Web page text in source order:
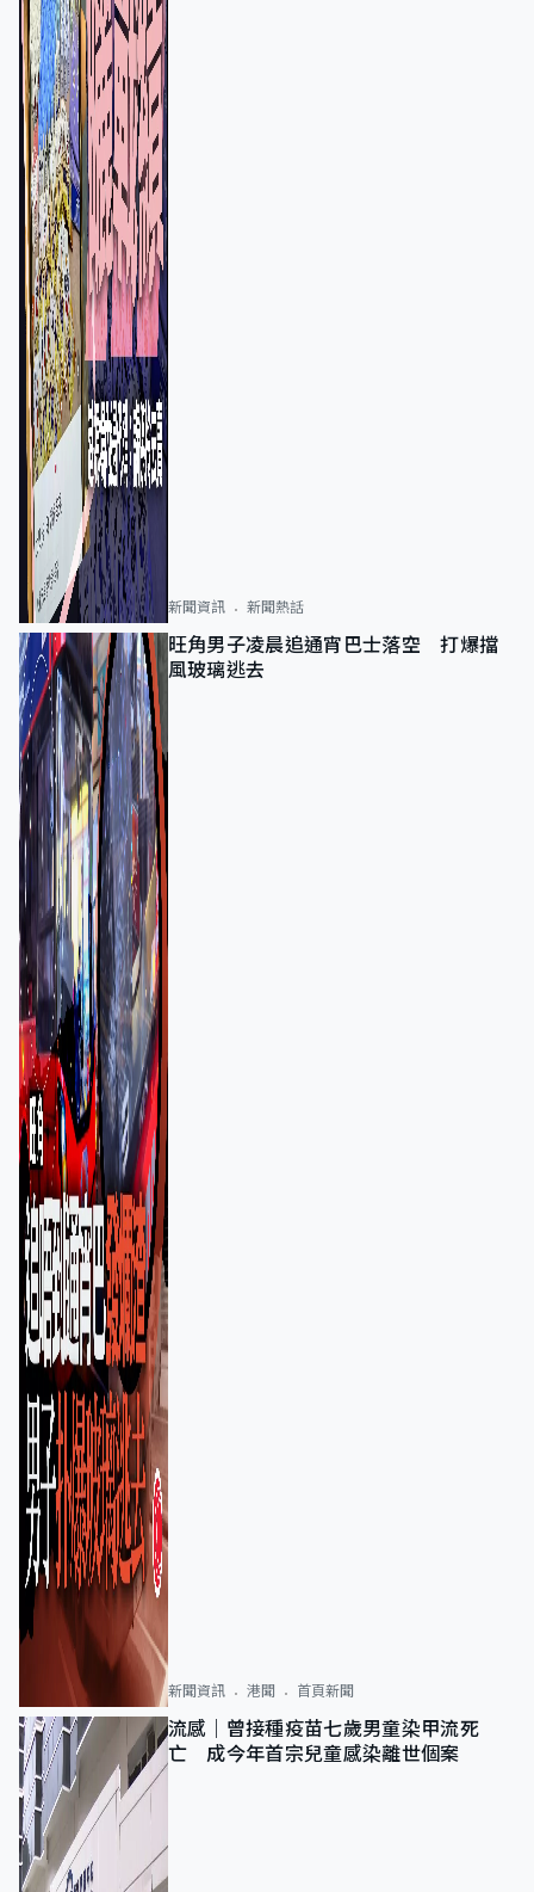
新聞資訊 新聞熱話
旺角男子凌晨追通宵巴士落空 打爆擋
風玻璃逃去
新聞資訊 港聞 首頁新聞
流感｜曾接種疫苗七歲男童染甲流死
亡 成今年首宗兒童感染離世個案